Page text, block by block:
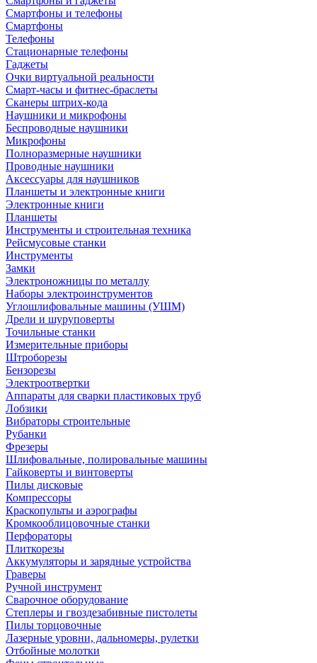
Смартфоны и телефоны
Смартфоны
Телефоны
Стационарные телефоны
Гаджеты
Очки виртуальной реальности
Смарт-часы и фитнес-браслеты
Сканеры штрих-кода
Наушники и микрофоны
Беспроводные наушники
Микрофоны
Полноразмерные наушники
Проводные наушники
Аксессуары для наушников
Планшеты и электронные книги
Электронные книги
Планшеты
Инструменты и строительная техника
Рейсмусовые станки
Инструменты
Замки
Электроножницы по металлу
Наборы электроинструментов
Углошлифовальные машины (УШМ)
Дрели и шуруповерты
Точильные станки
Измерительные приборы
Штроборезы
Бензорезы
Электроотвертки
Аппараты для сварки пластиковых труб
Лобзики
Вибраторы строительные
Рубанки
Фрезеры
Шлифовальные, полировальные машины
Гайковерты и винтоверты
Пилы дисковые
Компрессоры
Краскопульты и аэрографы
Кромкооблицовочные станки
Перфораторы
Плиткорезы
Аккумуляторы и зарядные устройства
Граверы
Ручной инструмент
Сварочное оборудование
Степлеры и гвоздезабивные пистолеты
Пилы торцовочные
Лазерные уровни, дальномеры, рулетки
Отбойные молотки